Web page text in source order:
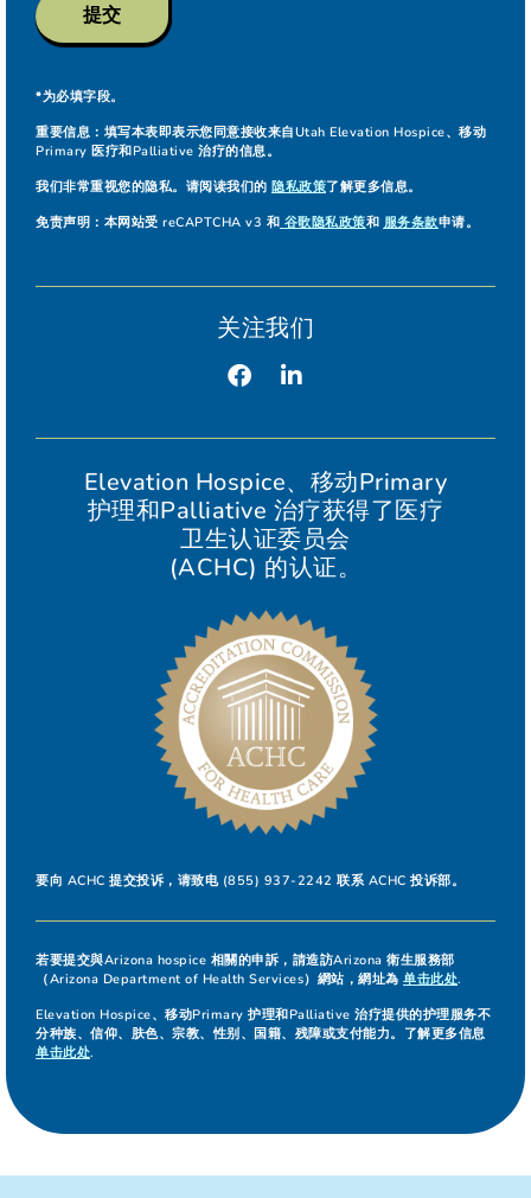
提交
*为必填字段。
重要信息： 填写本表即表示您同意接收来自Utah Elevation Hospice、移动
Primary 医疗和Palliative 治疗的信息。
我们非常重视您的隐私。请阅读我们的 隐私政策了解更多信息。
免责声明： 本网站受 reCAPTCHA v3 和 谷歌隐私政策和 服务条款申请。
关注我们
Elevation Hospice、移动Primary
护理和Palliative 治疗获得了医疗
卫生认证委员会
(ACHC) 的认证。
要向 ACHC 提交投诉，请致电 (855) 937-2242 联系 ACHC 投诉部。
若要提交與Arizona hospice 相關的申訴，請造訪Arizona 衛生服務部
（Arizona Department of Health Services）網站，網址為 单击此处.
Elevation Hospice、移动Primary 护理和Palliative 治疗提供的护理服务不
分种族、信仰、肤色、宗教、性别、国籍、残障或支付能力。了解更多信息
单击此处.